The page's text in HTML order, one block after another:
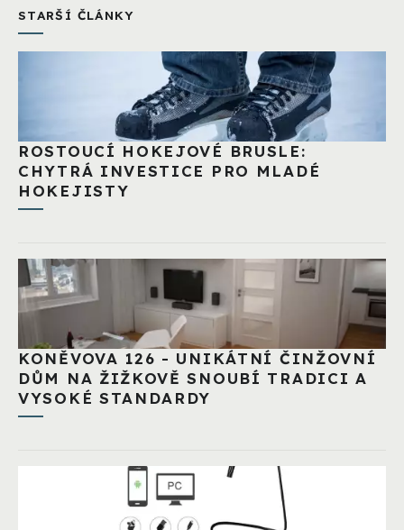
STARŠÍ ČLÁNKY
ROSTOUCÍ HOKEJOVÉ BRUSLE:
CHYTRÁ INVESTICE PRO MLADÉ
HOKEJISTY
KONĚVOVA 126 - UNIKÁTNÍ ČINŽOVNÍ
DŮM NA ŽIŽKOVĚ SNOUBÍ TRADICI A
VYSOKÉ STANDARDY